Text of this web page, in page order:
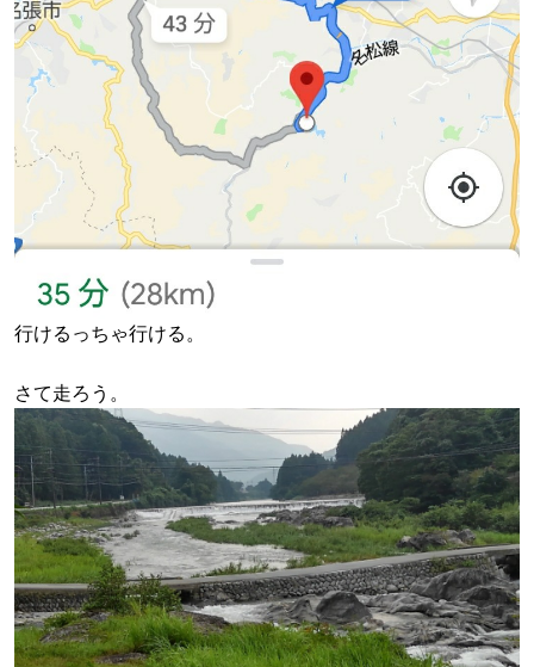
行けるっちゃ行ける。
さて走ろう。